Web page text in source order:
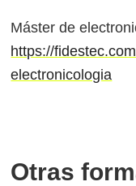
Máster de
https://
electronicologia
Otras